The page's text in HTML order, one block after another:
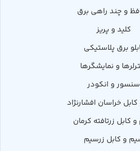
و چند راهی برق
کلید و پریز
برق پلاستیکی
و نمایشگرها
سنسور و انکودر
خراسان افشارنژاد
کابل زرتافته کرمان
و کابل زرسیم